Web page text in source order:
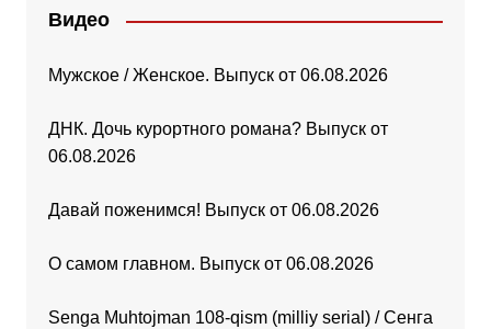
Видео
Мужское / Женское. Выпуск от 06.08.2026
ДНК. Дочь курортного романа? Выпуск от
06.08.2026
Давай поженимся! Выпуск от 06.08.2026
О самом главном. Выпуск от 06.08.2026
Senga Muhtojman 108-qism (milliy serial) / Сенга